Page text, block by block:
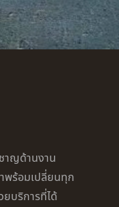
าญด้านงาน
พร้อมเปลี่ยนทุก
บริการที่ได้